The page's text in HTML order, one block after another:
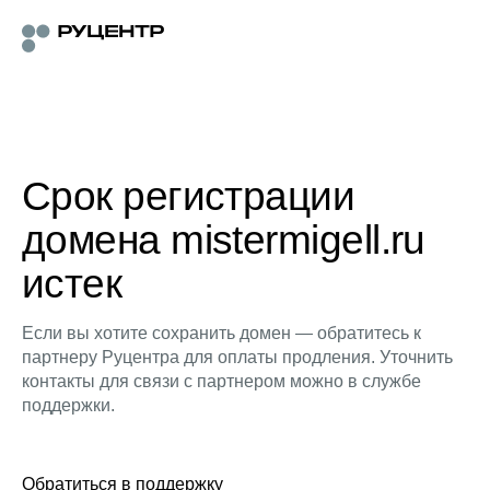
Срок регистрации
домена mistermigell.ru
истек
Если вы хотите сохранить домен — обратитесь к
партнеру Руцентра для оплаты продления. Уточнить
контакты для связи с партнером можно в службе
поддержки.
Обратиться в поддержку